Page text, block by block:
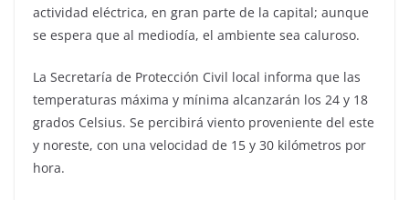
actividad eléctrica, en gran parte de la capital; aunque
se espera que al mediodía, el ambiente sea caluroso.
La Secretaría de Protección Civil local informa que las
temperaturas máxima y mínima alcanzarán los 24 y 18
grados Celsius. Se percibirá viento proveniente del este
y noreste, con una velocidad de 15 y 30 kilómetros por
hora.